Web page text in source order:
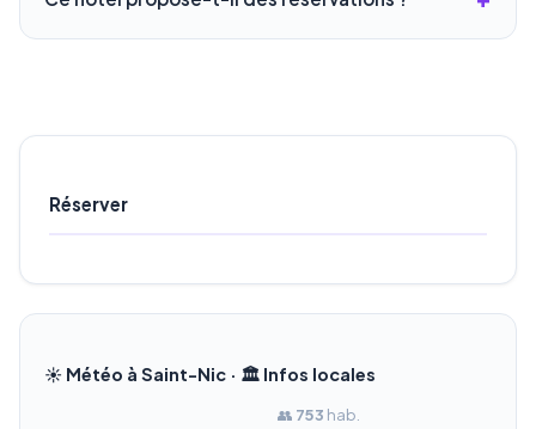
Réserver
☀️ Météo à Saint-Nic · 🏛️ Infos locales
👥 753 hab.